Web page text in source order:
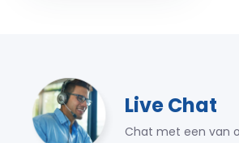
Live Chat
Chat met een van